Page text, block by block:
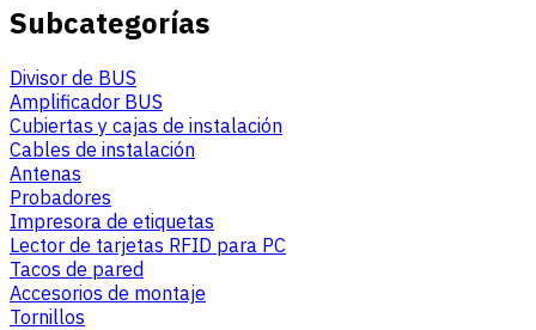
Subcategorías
Divisor de BUS
Amplificador BUS
Cubiertas y cajas de instalación
Cables de instalación
Antenas
Probadores
Impresora de etiquetas
Lector de tarjetas RFID para PC
Tacos de pared
Accesorios de montaje
Tornillos